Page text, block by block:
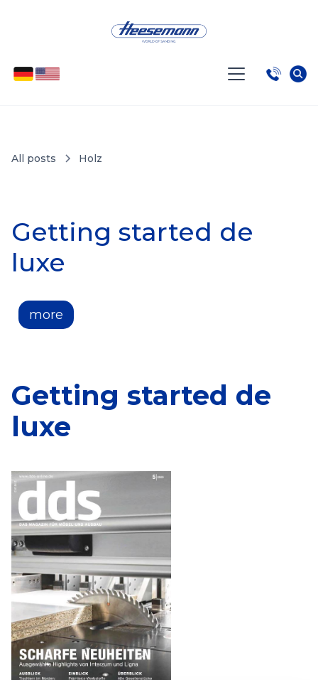
All posts Holz
Getting started de
luxe
more
Getting started de
luxe